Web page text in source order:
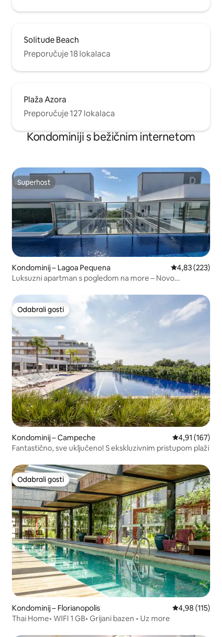
Solitude Beach
Preporučuje 18 lokalaca
Plaža Azora
Preporučuje 127 lokalaca
Kondominiji s bežičnim internetom
Superhost
Superhost
Kondominij – Lagoa Pequena Prosječna
4,83 (223)
Luksuzni apartman s pogledom na more – Novo
Odabrali gosti
Odabrali gosti
Kondominij – Campeche Prosječna
4,91 (167)
Fantastično, sve uključeno! S ekskluzivnim pristupom plaži
Odabrali gosti
Odabrali gosti
Kondominij – Florianopolis Prosječna
4,98 (115)
Thai Home• WIFI 1 GB• Grijani bazen • Uz more